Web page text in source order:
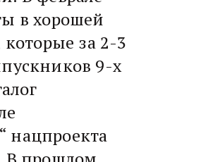
в хорошей
за 2-3
9-х
нацпроекта